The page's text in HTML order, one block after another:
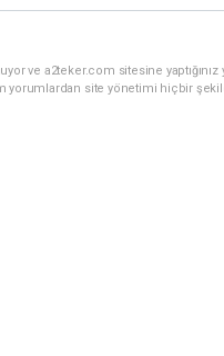
ve a2teker.com sitesine
yorumlardan site yönetimi hiçbir